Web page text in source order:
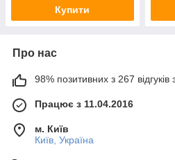
Купити
Про нас
98% позитивних з 267 відгуків
Працює з 11.04.2016
м. Київ
Київ, Україна